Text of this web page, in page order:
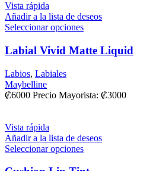
Vista rápida
Añadir a la lista de deseos
Seleccionar opciones
Labial Vivid Matte Liquid
Labios, Labiales
Maybelline
₡6000 Precio Mayorista: ₡3000
Vista rápida
Añadir a la lista de deseos
Seleccionar opciones